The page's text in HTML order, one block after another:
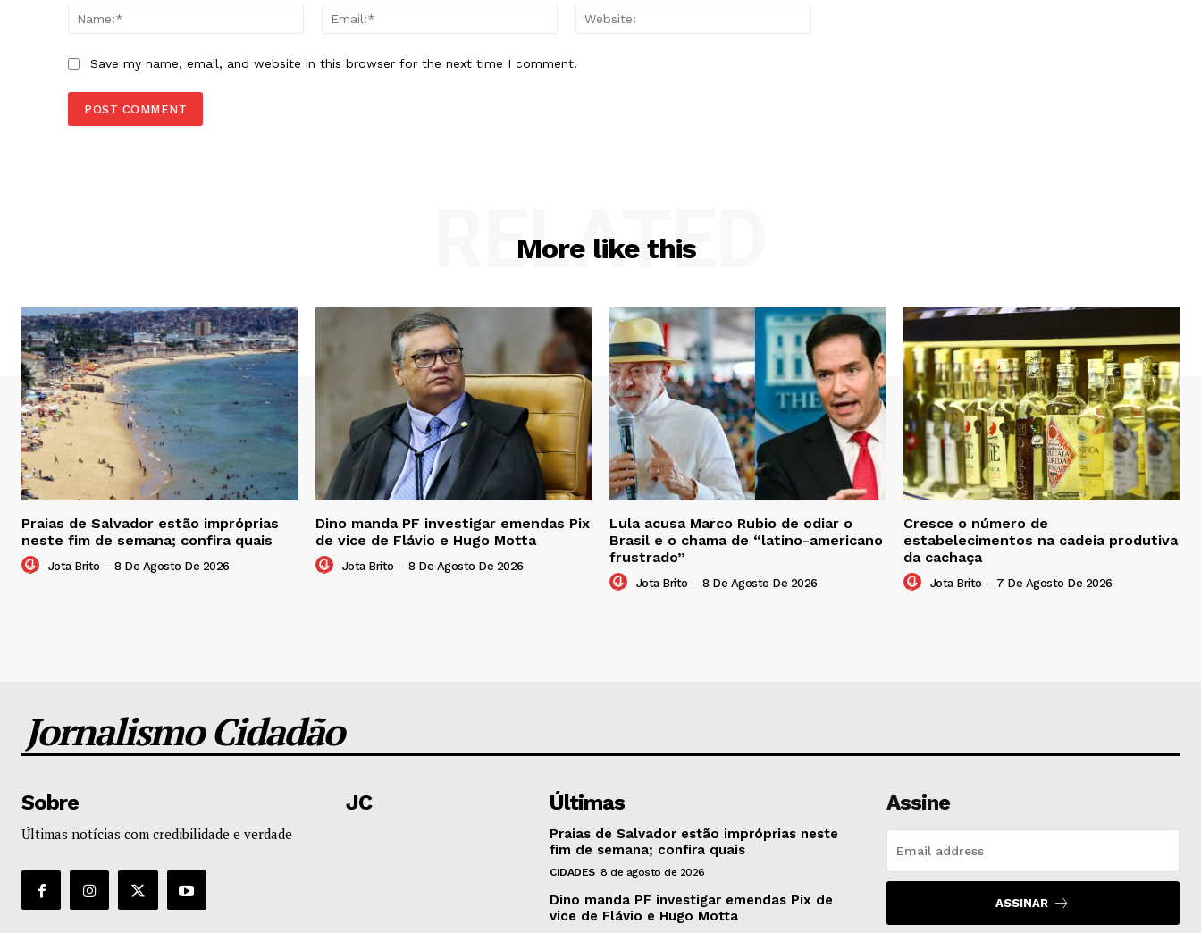
Name:*
Email:*
Save my name, email, and website in this browser for the next time I comment.
More like this
RELATED
Praias de Salvador estão impróprias
neste fim de semana; confira quais
Jota Brito - 8 De Agosto De 2026
Dino manda PF investigar emendas Pix
de vice de Flávio e Hugo Motta
Jota Brito - 8 De Agosto De 2026
Lula acusa Marco Rubio de odiar o
Brasil e o chama de “latino-americano
frustrado”
Jota Brito - 8 De Agosto De 2026
Cresce o número de
estabelecimentos na cadeia produtiva
da cachaça
Jota Brito - 7 De Agosto De 2026
Jornalismo Cidadão
Sobre
Últimas notícias com credibilidade e verdade
JC Últimas
Praias de Salvador estão impróprias neste
fim de semana; confira quais
CIDADES 8 de agosto de 2026
Dino manda PF investigar emendas Pix de
vice de Flávio e Hugo Motta
Assine
ASSINAR